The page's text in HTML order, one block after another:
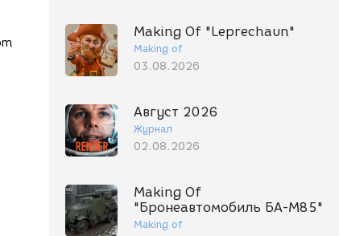
Making Of "Leprechaun"
Making of
03.08.2026
Август 2026
Журнал
02.08.2026
Making Of
"Бронеавтомобиль БА-М85"
Making of